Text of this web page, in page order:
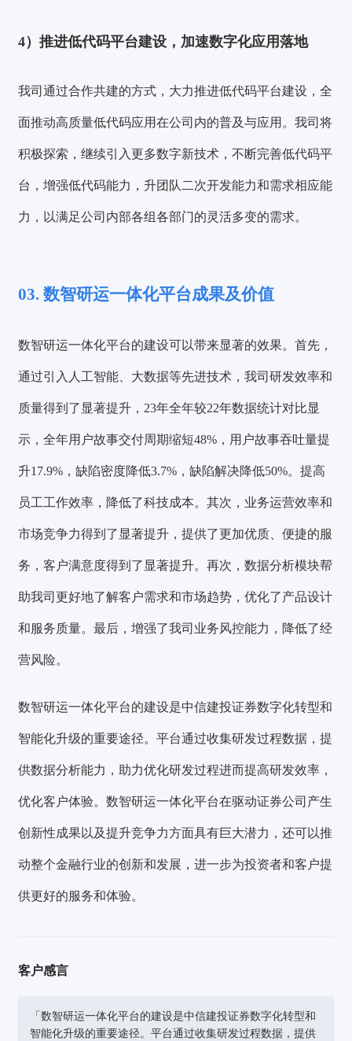
4）推进低代码平台建设，加速数字化应用落地
我司通过合作共建的方式，大力推进低代码平台建设，全
面推动高质量低代码应用在公司内的普及与应用。我司将
积极探索，继续引入更多数字新技术，不断完善低代码平
台，增强低代码能力，升团队二次开发能力和需求相应能
力，以满足公司内部各组各部门的灵活多变的需求。
03. 数智研运一体化平台成果及价值
数智研运一体化平台的建设可以带来显著的效果。首先，
通过引入人工智能、大数据等先进技术，我司研发效率和
质量得到了显著提升， 23年全年较22年数据统计对比显
示，全年用户故事交付周期缩短48%，用户故事吞吐量提
升17.9%，缺陷密度降低3.7%，缺陷解决降低50%。提高
员工工作效率，降低了科技成本。其次，业务运营效率和
市场竞争力得到了显著提升，提供了更加优质、便捷的服
务，客户满意度得到了显著提升。再次，数据分析模块帮
助我司更好地了解客户需求和市场趋势，优化了产品设计
和服务质量。最后，增强了我司业务风控能力，降低了经
营风险。
数智研运一体化平台的建设是中信建投证券数字化转型和
智能化升级的重要途径。平台通过收集研发过程数据，提
供数据分析能力，助力优化研发过程进而提高研发效率，
优化客户体验。数智研运一体化平台在驱动证券公司产生
创新性成果以及提升竞争力方面具有巨大潜力，还可以推
动整个金融行业的创新和发展，进一步为投资者和客户提
供更好的服务和体验。
客户感言
「数智研运一体化平台的建设是中信建投证券数字化转型和
智能化升级的重要途径。平台通过收集研发过程数据，提供